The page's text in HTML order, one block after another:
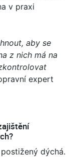
v praxi
aby se
z nich má na
expert
dýchá.